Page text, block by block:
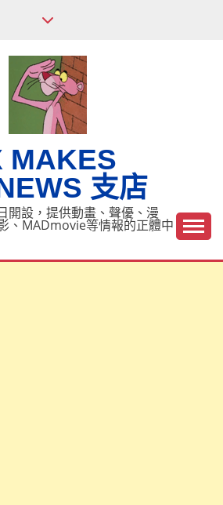
MAKES
支店
開設，提供動畫、聲優、漫
、MADmovie等情報的正體中